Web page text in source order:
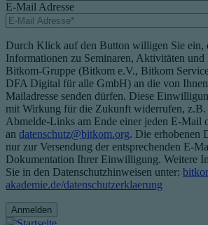
E-Mail Adresse
Durch Klick auf den Button willigen Sie ein,
Informationen zu Seminaren, Aktivitäten und
Bitkom-Gruppe (Bitkom e.V., Bitkom
DFA Digital für alle GmbH) an die von Ihnen
Mailadresse senden dürfen. Diese
mit Wirkung für die Zukunft widerrufen,
Abmelde-Links am Ende einer jeden E-Mail
an datenschutz@bitkom.org. Die erhobenen
nur zur Versendung der entsprechenden E-
Dokumentation Ihrer Einwilligung. Weitere
Sie in den Datenschutzhinweisen unter:
akademie.de/datenschutzerklaerung